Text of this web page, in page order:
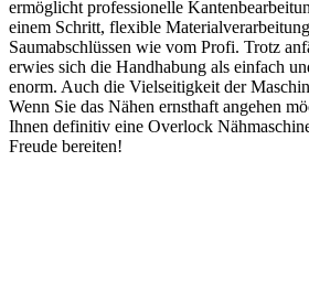
ermöglicht professionelle
einem Schritt, flexible
Saumabschlüssen wie vom Profi. Trotz
erwies sich die Handhabung als einfach
enorm. Auch die Vielseitigkeit der
Wenn Sie das Nähen ernsthaft angehen
Ihnen definitiv eine Overlock
Freude bereiten!